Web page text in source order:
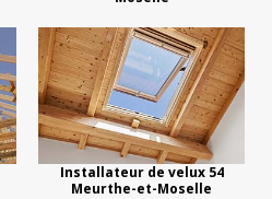
Installateur de velux 54
Meurthe-et-Moselle